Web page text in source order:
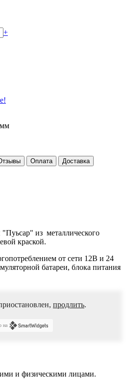
+
Оплата
Доставка
из металлического
краской.
от сети 12В и 24
батареи, блока питания
продлить.
на
и физическими лицами.